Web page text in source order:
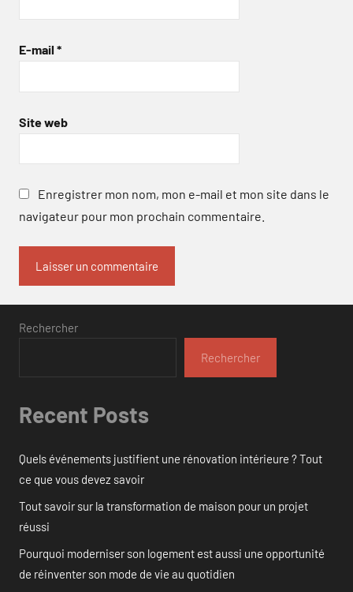
E-mail *
Site web
Enregistrer mon nom, mon e-mail et mon site dans le
navigateur pour mon prochain commentaire.
Rechercher
Rechercher
Recent Posts
Quels événements justifient une rénovation intérieure ? Tout
ce que vous devez savoir
Tout savoir sur la transformation de maison pour un projet
réussi
Pourquoi moderniser son logement est aussi une opportunité
de réinventer son mode de vie au quotidien